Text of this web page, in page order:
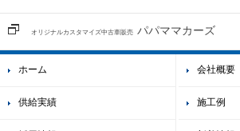
オリジナルカスタマイズ中古車販売 パパママカーズ
ホーム 会社概要
供給実績 施工例